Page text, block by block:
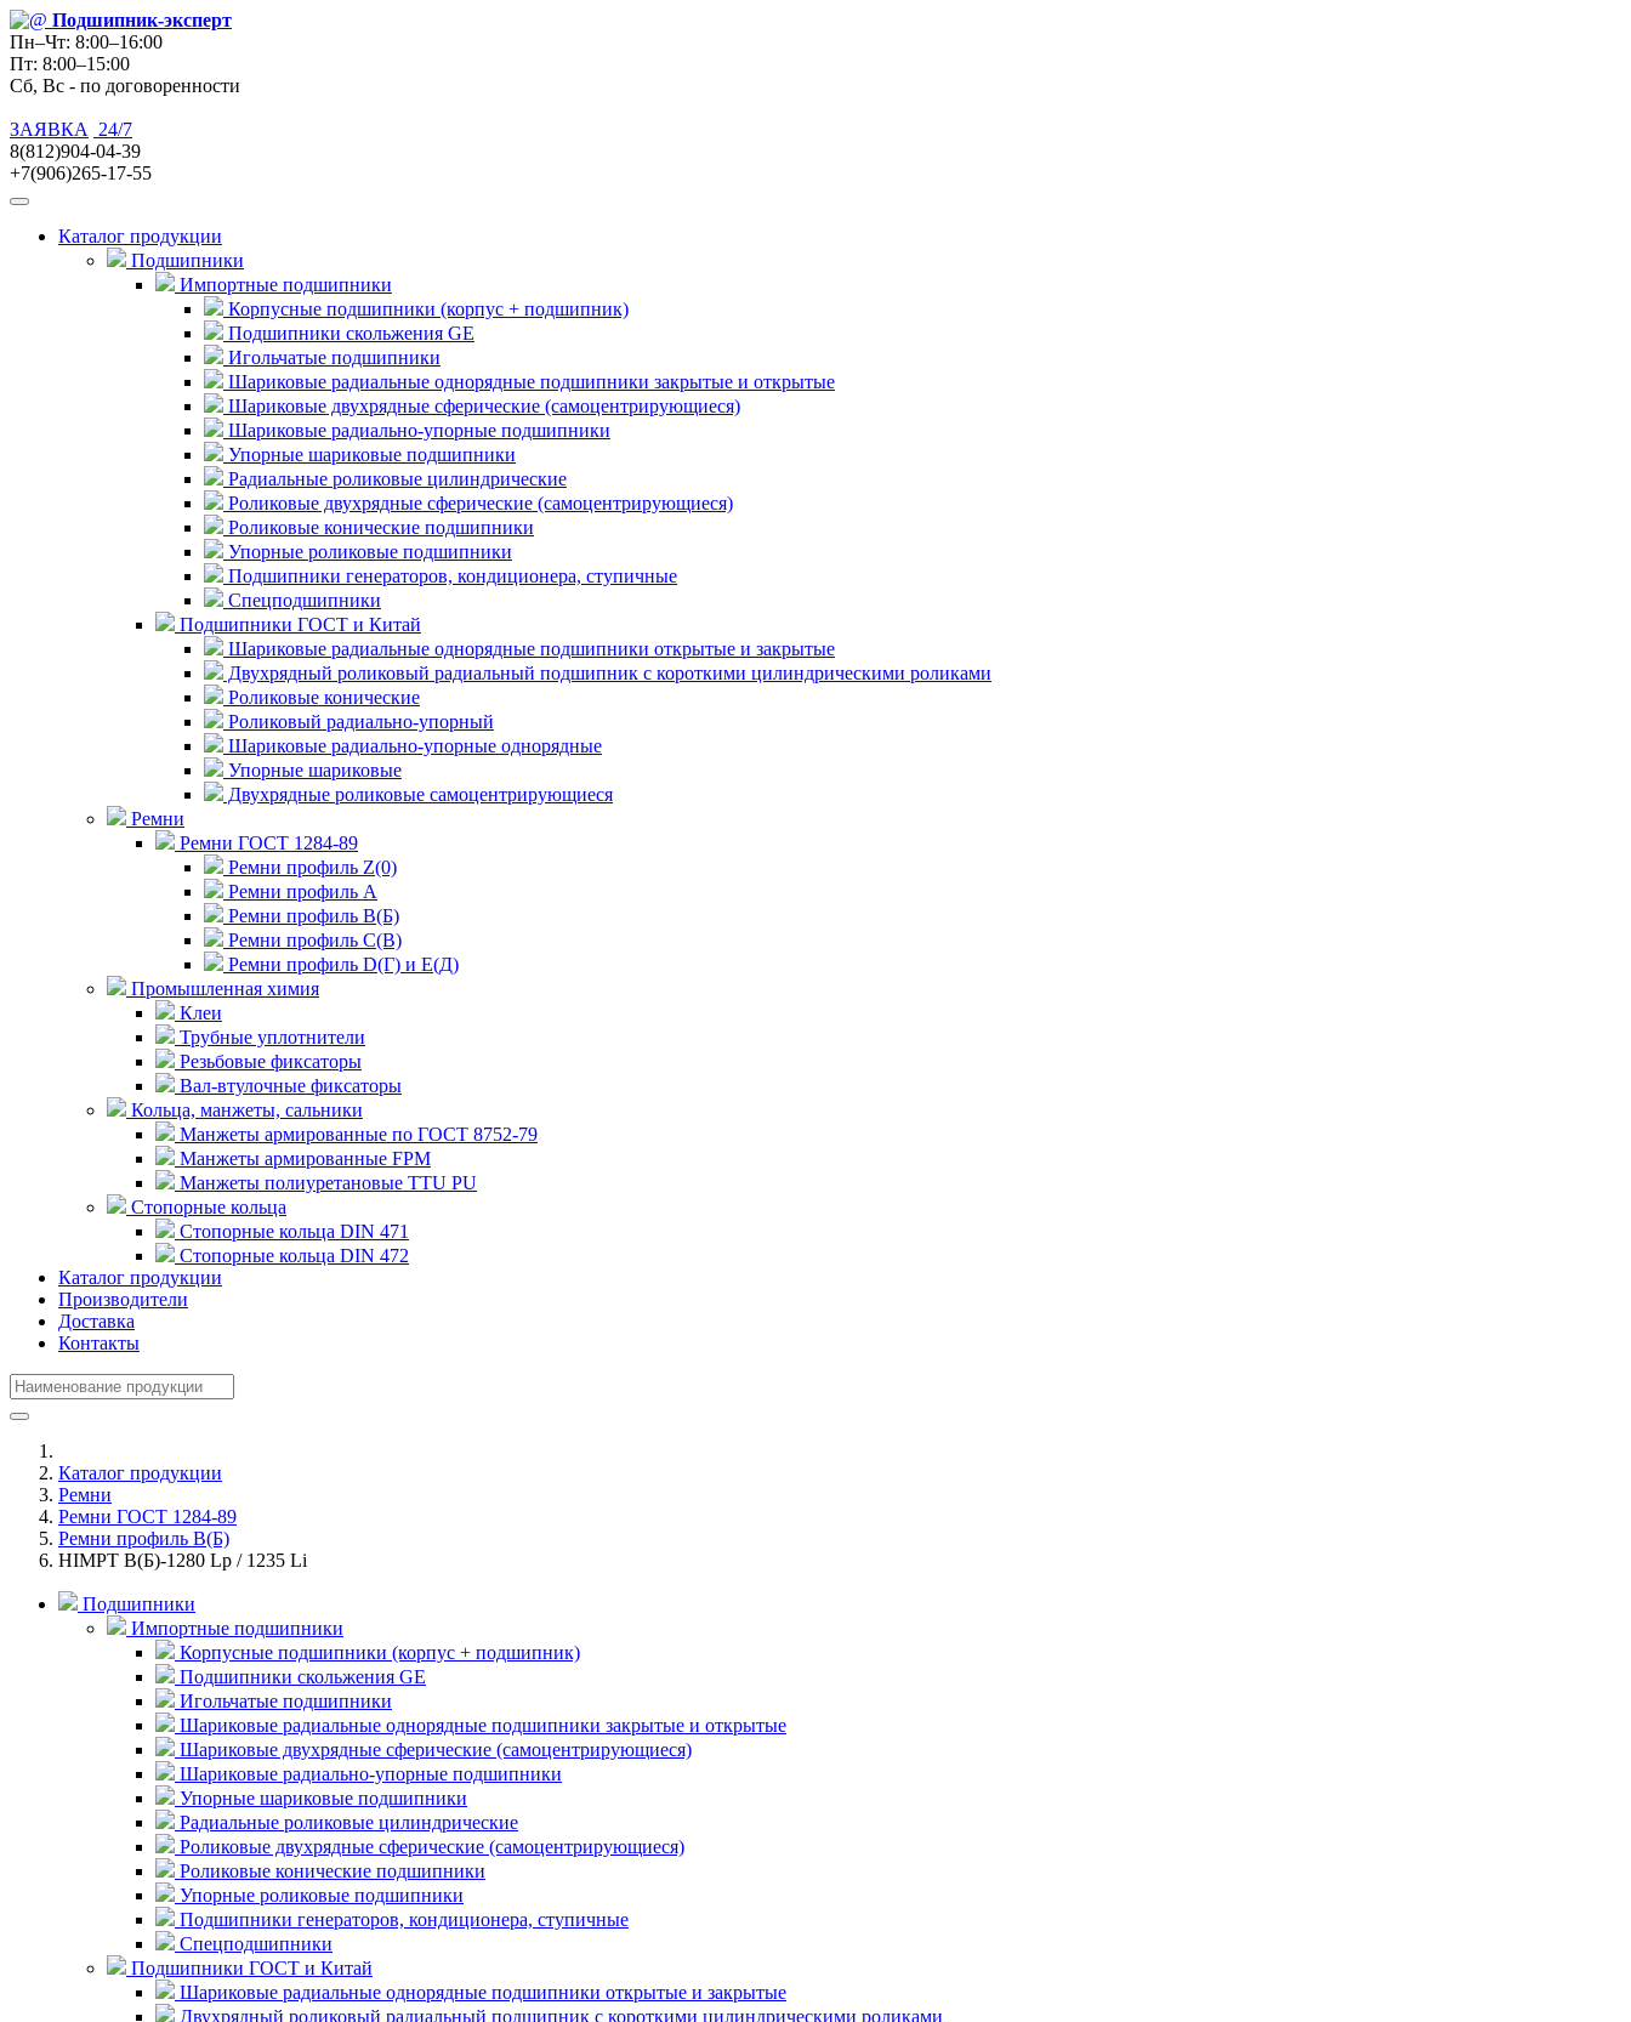
Подшипник-эксперт
Пн–Чт: 8:00–16:00
Пт: 8:00–15:00
Сб, Вс - по договоренности
ЗАЯВКА
24/7
8(812)904-04-39
+7(906)265-17-55
Каталог продукции
Подшипники
Импортные подшипники
Корпусные подшипники (корпус + подшипник)
Подшипники скольжения GE
Игольчатые подшипники
Шариковые радиальные однорядные подшипники закрытые и открытые
Шариковые двухрядные сферические (самоцентрирующиеся)
Шариковые радиально-упорные подшипники
Упорные шариковые подшипники
Радиальные роликовые цилиндрические
Роликовые двухрядные сферические (самоцентрирующиеся)
Роликовые конические подшипники
Упорные роликовые подшипники
Подшипники генераторов, кондиционера, ступичные
Спецподшипники
Подшипники ГОСТ и Китай
Шариковые радиальные однорядные подшипники открытые и закрытые
Двухрядный роликовый радиальный подшипник с короткими цилиндрическими роликами
Роликовые конические
Роликовый радиально-упорный
Шариковые радиально-упорные однорядные
Упорные шариковые
Двухрядные роликовые самоцентрирующиеся
Ремни
Ремни ГОСТ 1284-89
Ремни профиль Z(0)
Ремни профиль А
Ремни профиль В(Б)
Ремни профиль С(В)
Ремни профиль D(Г) и E(Д)
Промышленная химия
Клеи
Трубные уплотнители
Резьбовые фиксаторы
Вал-втулочные фиксаторы
Кольца, манжеты, сальники
Манжеты армированные по ГОСТ 8752-79
Манжеты армированные FPM
Манжеты полиуретановые TTU PU
Стопорные кольца
Стопорные кольца DIN 471
Стопорные кольца DIN 472
Каталог продукции
Производители
Доставка
Контакты
Каталог продукции
Ремни
Ремни ГОСТ 1284-89
Ремни профиль В(Б)
HIMPT В(Б)-1280 Lp / 1235 Li
Подшипники
Импортные подшипники
Корпусные подшипники (корпус + подшипник)
Подшипники скольжения GE
Игольчатые подшипники
Шариковые радиальные однорядные подшипники закрытые и открытые
Шариковые двухрядные сферические (самоцентрирующиеся)
Шариковые радиально-упорные подшипники
Упорные шариковые подшипники
Радиальные роликовые цилиндрические
Роликовые двухрядные сферические (самоцентрирующиеся)
Роликовые конические подшипники
Упорные роликовые подшипники
Подшипники генераторов, кондиционера, ступичные
Спецподшипники
Подшипники ГОСТ и Китай
Шариковые радиальные однорядные подшипники открытые и закрытые
Двухрядный роликовый радиальный подшипник с короткими цилиндрическими роликами